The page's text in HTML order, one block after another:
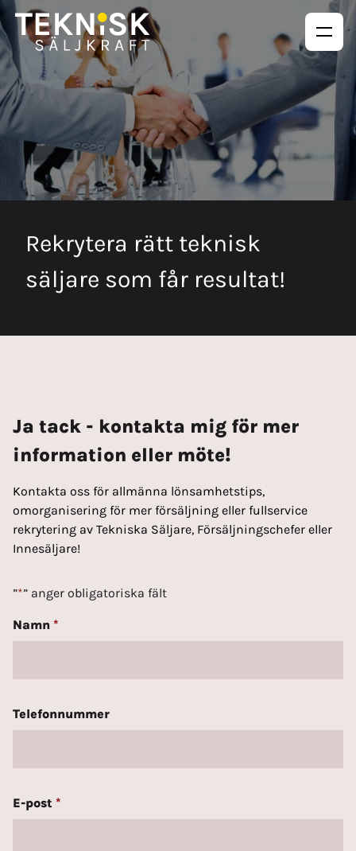
Rekrytera rätt teknisk
säljare som får resultat!
Ja tack - kontakta mig för mer
information eller möte!
Kontakta oss för allmänna lönsamhetstips,
omorganisering för mer försäljning eller fullservice
rekrytering av Tekniska Säljare, Försäljningschefer eller
Innesäljare!
”*” anger obligatoriska fält
Namn *
Telefonnummer
E-post *